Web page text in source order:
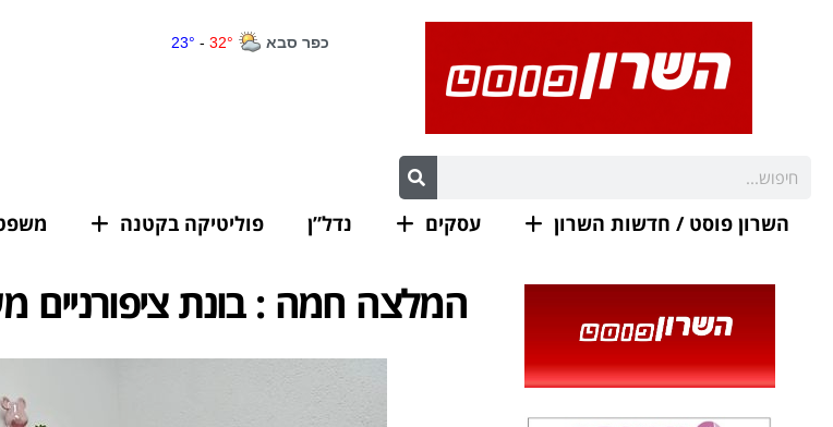
השרון פוסט / חדשות השרון עסקים נדל”ן פוליטיקה בקטנה
המלצה חמה : בונת ציפורניים